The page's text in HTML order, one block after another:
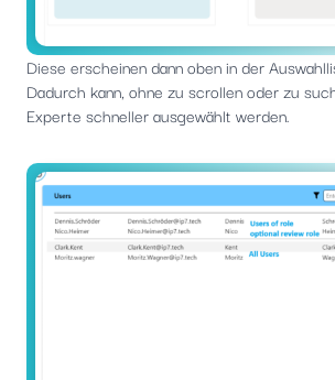
Diese erscheinen dann oben in der
Dadurch kann, ohne zu scrollen oder zu
Experte schneller ausgewählt werden.